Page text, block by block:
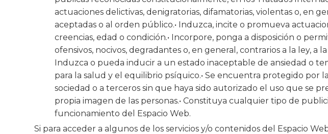
actuaciones delictivas, denigratorias, difamatorias, violentas o, en
aceptadas o al orden público.• Induzca, incite o promueva
creencias, edad o condición.• Incorpore, ponga a disposición o
ofensivos, nocivos, degradantes o, en general, contrarios a la ley,
Induzca o pueda inducir a un estado inaceptable de ansiedad o
para la salud y el equilibrio psíquico.• Se encuentra protegido
sociedad o a terceros sin que haya sido autorizado el uso que se
propia imagen de las personas.• Constituya cualquier tipo de
funcionamiento del Espacio Web.
Si para acceder a algunos de los servicios y/o contenidos del Espacio